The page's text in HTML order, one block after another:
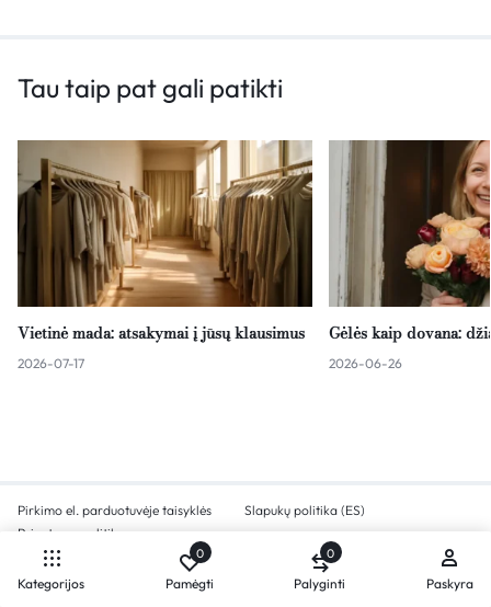
Tau taip pat gali patikti
Vietinė mada: atsakymai į jūsų klausimus
2026-07-17
Gėlės kaip dovana:
2026-06-26
Pirkimo el. parduotuvėje taisyklės
Slapukų politika (ES)
Privatumo politika
Kategorijos
0
Pamėgti
0
Palyginti Paskyra
Palyginkite produktus